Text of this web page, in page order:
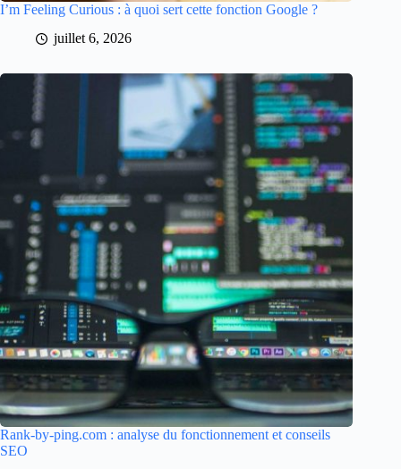
I’m Feeling Curious : à quoi sert cette fonction Google ?
juillet 6, 2026
Rank-by-ping.com : analyse du fonctionnement et conseils
SEO